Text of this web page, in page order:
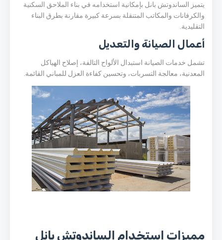
يتميز الساندوتش بانل بإمكانية استخدامه في بناء الملاحق السكنية
والكرفانات والمكاتب المتنقلة بسرعة كبيرة مقارنة بطرق البناء
التقليدية.
أعمال الصيانة والتعديل
تشمل خدمات الصيانة استبدال الألواح التالفة، إصلاح الهياكل
المعدنية، معالجة التسربات، وتحسين كفاءة العزل للمباني القائمة.
مميزات استخدام الساندوتش بانل